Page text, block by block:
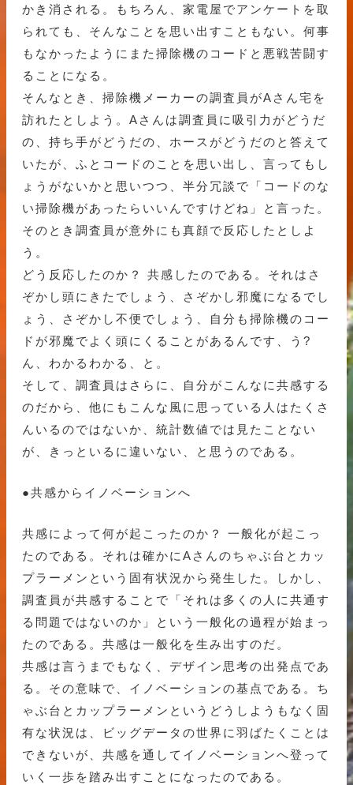
かき消される。もちろん、家電屋でアンケートを取
られても、そんなことを思い出すこともない。何事
もなかったようにまた掃除機のコードと悪戦苦闘す
ることになる。
そんなとき、掃除機メーカーの調査員がAさん宅を
訪れたとしよう。Aさんは調査員に吸引力がどうだ
の、持ち手がどうだの、ホースがどうだのと答えて
いたが、ふとコードのことを思い出し、言ってもし
ょうがないかと思いつつ、半分冗談で「コードのな
い掃除機があったらいいんですけどね」と言った。
そのとき調査員が意外にも真顔で反応したとしよ
う。
どう反応したのか？ 共感したのである。それはさ
ぞかし頭にきたでしょう、さぞかし邪魔になるでし
ょう、さぞかし不便でしょう、自分も掃除機のコー
ドが邪魔でよく頭にくることがあるんです、う?
ん、わかるわかる、と。
そして、調査員はさらに、自分がこんなに共感する
のだから、他にもこんな風に思っている人はたくさ
んいるのではないか、統計数値では見たことない
が、きっといるに違いない、と思うのである。
●共感からイノベーションへ
共感によって何が起こったのか？ 一般化が起こっ
たのである。それは確かにAさんのちゃぶ台とカッ
プラーメンという固有状況から発生した。しかし、
調査員が共感することで「それは多くの人に共通す
る問題ではないのか」という一般化の過程が始まっ
たのである。共感は一般化を生み出すのだ。
共感は言うまでもなく、デザイン思考の出発点であ
る。その意味で、イノベーションの基点である。ち
ゃぶ台とカップラーメンというどうしようもなく固
有な状況は、ビッグデータの世界に羽ばたくことは
できないが、共感を通してイノベーションへ登って
いく一歩を踏み出すことになったのである。